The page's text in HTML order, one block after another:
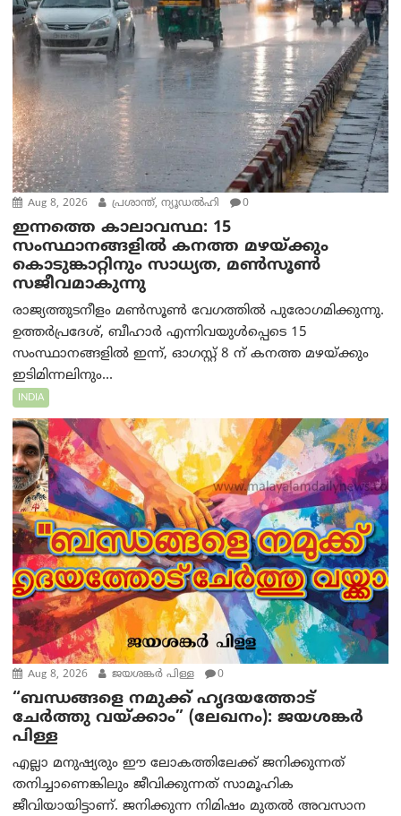
Aug 8, 2026 പ്രശാന്ത്, ന്യൂഡല്‍ഹി 0
ഇന്നത്തെ കാലാവസ്ഥ: 15
സംസ്ഥാനങ്ങളിൽ കനത്ത മഴയ്ക്കും
കൊടുങ്കാറ്റിനും സാധ്യത, മൺസൂൺ
സജീവമാകുന്നു
രാജ്യത്തുടനീളം മൺസൂൺ വേഗത്തിൽ പുരോഗമിക്കുന്നു.
ഉത്തർപ്രദേശ്, ബീഹാർ എന്നിവയുൾപ്പെടെ 15
സംസ്ഥാനങ്ങളിൽ ഇന്ന്, ഓഗസ്റ്റ് 8 ന് കനത്ത മഴയ്ക്കും
ഇടിമിന്നലിനും...
INDIA
Aug 8, 2026 ജയശങ്കര്‍ പിള്ള 0
“ബന്ധങ്ങളെ നമുക്ക് ഹൃദയത്തോട്
ചേർത്തു വയ്ക്കാം” (ലേഖനം): ജയശങ്കര്‍
പിള്ള
എല്ലാ മനുഷ്യരും ഈ ലോകത്തിലേക്ക് ജനിക്കുന്നത്
തനിച്ചാണെങ്കിലും ജീവിക്കുന്നത് സാമൂഹിക
ജീവിയായിട്ടാണ്. ജനിക്കുന്ന നിമിഷം മുതൽ അവസാന